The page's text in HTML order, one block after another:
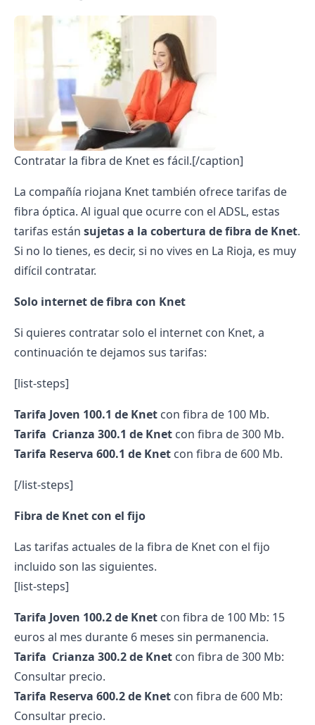
Contratar la fibra de Knet es fácil.[/caption]
La compañía riojana Knet también ofrece tarifas de
fibra óptica. Al igual que ocurre con el ADSL, estas
tarifas están sujetas a la cobertura de fibra de Knet.
Si no lo tienes, es decir, si no vives en La Rioja, es muy
difícil contratar.
Solo internet de fibra con Knet
Si quieres contratar solo el internet con Knet, a
continuación te dejamos sus tarifas:
[list-steps]
Tarifa Joven 100.1 de Knet con fibra de 100 Mb.
Tarifa Crianza 300.1 de Knet con fibra de 300 Mb.
Tarifa Reserva 600.1 de Knet con fibra de 600 Mb.
[/list-steps]
Fibra de Knet con el fijo
Las tarifas actuales de la fibra de Knet con el fijo
incluido son las siguientes.
[list-steps]
Tarifa Joven 100.2 de Knet con fibra de 100 Mb: 15
euros al mes durante 6 meses sin permanencia.
Tarifa Crianza 300.2 de Knet con fibra de 300 Mb:
Consultar precio.
Tarifa Reserva 600.2 de Knet con fibra de 600 Mb:
Consultar precio.